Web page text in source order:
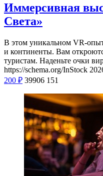
Иммерсивная
Света»
В этом уникальном VR-
и континенты. Вам
туристам. Наденьте очки
https://schema.org/InStock
200 ₽ 39906 151